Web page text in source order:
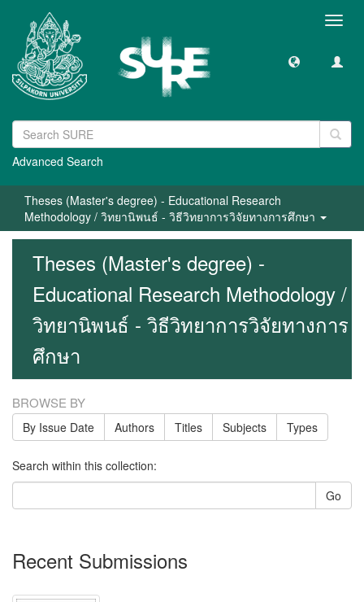
Advanced Search
Theses (Master's degree) - Educational Research
Methodology / วิทยานิพนธ์ - วิธีวิทยาการวิจัยทางการศึกษา
Theses (Master's degree) -
Educational Research Methodology /
วิทยานิพนธ์ - วิธีวิทยาการวิจัยทางการ
ศึกษา
BROWSE BY
By Issue Date Authors Titles Subjects Types
Search within this collection:
Go
Recent Submissions